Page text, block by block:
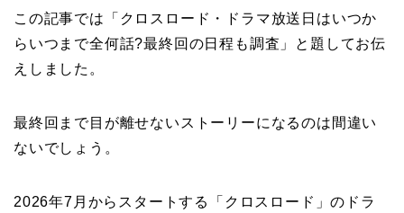
この記事では「クロスロード・ドラマ放送日はいつか
らいつまで全何話?最終回の日程も調査」と題してお伝
えしました。
最終回まで目が離せないストーリーになるのは間違い
ないでしょう。
2026年7月からスタートする「クロスロード」のドラ